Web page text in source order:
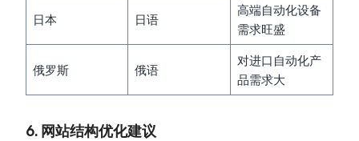
日本 日语
高端自动化设备
需求旺盛
俄罗斯 俄语
对进口自动化产
品需求大
6. 网站结构优化建议